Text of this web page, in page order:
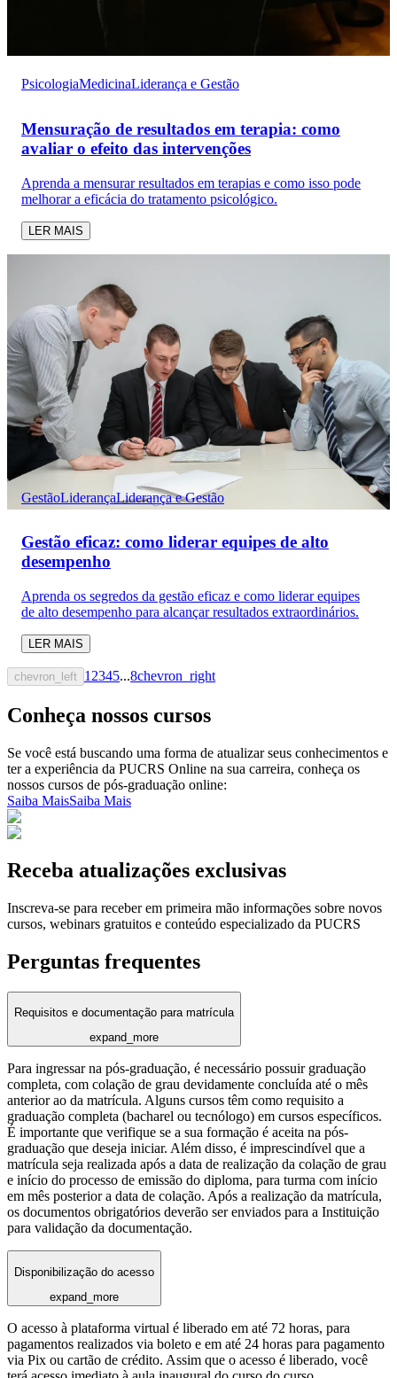
PsicologiaMedicinaLiderança e Gestão
Mensuração de resultados em terapia: como
avaliar o efeito das intervenções
Aprenda a mensurar resultados em terapias e como isso pode
melhorar a eficácia do tratamento psicológico.
LER MAIS
GestãoLiderançaLiderança e Gestão
Gestão eficaz: como liderar equipes de alto
desempenho
Aprenda os segredos da gestão eficaz e como liderar equipes
de alto desempenho para alcançar resultados extraordinários.
LER MAIS
chevron_left 1 2345...8chevron_right
Conheça nossos cursos
Se você está buscando uma forma de atualizar seus conhecimentos e
ter a experiência da PUCRS Online na sua carreira, conheça os
nossos cursos de pós-graduação online:
Saiba MaisSaiba Mais
Receba atualizações exclusivas
Inscreva-se para receber em primeira mão informações sobre novos
cursos, webinars gratuitos e conteúdo especializado da PUCRS
Perguntas frequentes
Requisitos e documentação para matrícula
expand_more
Para ingressar na pós-graduação, é necessário possuir graduação
completa, com colação de grau devidamente concluída até o mês
anterior ao da matrícula. Alguns cursos têm como requisito a
graduação completa (bacharel ou tecnólogo) em cursos específicos.
É importante que verifique se a sua formação é aceita na pós-
graduação que deseja iniciar. Além disso, é imprescindível que a
matrícula seja realizada após a data de realização da colação de grau
e início do processo de emissão do diploma, para turma com início
em mês posterior a data de colação. Após a realização da matrícula,
os documentos obrigatórios deverão ser enviados para a Instituição
para validação da documentação.
Disponibilização do acesso
expand_more
O acesso à plataforma virtual é liberado em até 72 horas, para
pagamentos realizados via boleto e em até 24 horas para pagamento
via Pix ou cartão de crédito. Assim que o acesso é liberado, você